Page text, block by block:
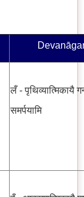
लँ - पृथिव्यात्मिकायै
समर्पयामि